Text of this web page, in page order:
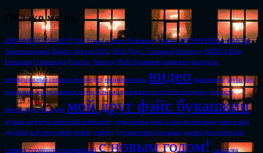
Облако меток
ARGUMENTS & FACTS My Friend - Snow Pedestrian Twitter АРГУМЕНТЫ и ФАКТЫ
Антикризисный Ликбез Лондон 2012 Мой Друг - Снежный Пешеход ОКНО в Мир
Познания Олимпиада Счастье Твиттер Фэйс Букашкин аккаунты анекдоты
антикризисный спецназ беспредел взаимопомощь видео выживание звуки как
правильно как правильно почистить как правильно почистить монитор кризисы
кроссворды мелодии мой друг фэйс букашкин
музыка недобросовестный маркетинг одна кнопка окно в мир воспитания окно в мир
дружбы п-ф-география пофиг пофигу путешествия рассылки роняет роза лепестки
словарь терминов и сокращений с новым годом! социалка